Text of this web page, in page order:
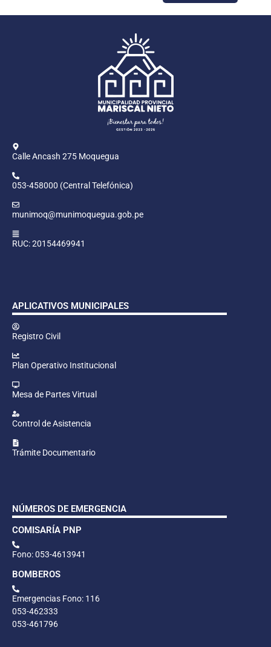
Calle Ancash 275 Moquegua
053-458000 (Central Telefónica)
munimoq@munimoquegua.gob.pe
RUC: 20154469941
APLICATIVOS MUNICIPALES
Registro Civil
Plan Operativo Institucional
Mesa de Partes Virtual
Control de Asistencia
Trámite Documentario
NÚMEROS DE EMERGENCIA
COMISARÍA PNP
Fono: 053-4613941
BOMBEROS
Emergencias Fono: 116
053-462333
053-461796